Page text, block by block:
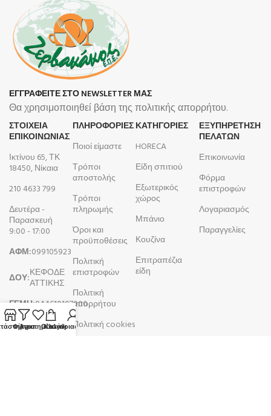
ΕΓΓΡΑΦΕΙΤΕ ΣΤΟ NEWSLETTER ΜΑΣ
Θα χρησιμοποιηθεί βάση της πολιτικής απορρήτου.
ΣΤΟΙΧΕΙΑ
ΕΠΙΚΟΙΝΩΝΙΑΣ
Ικτίνου 65, ΤΚ
18450, Νίκαια
210 4633 799
Δευτέρα -
Παρασκευή
9:00 - 17:00
ΑΦΜ:099105923
ΔΟΥ:ΚΕΦΟΔΕ
ΑΤΤΙΚΗΣ
ΓΕΜΗ:044610107000
ΠΛΗΡΟΦΟΡΊΕΣ
Ποιοί είμαστε
Τρόποι
αποστολής
Τρόποι
πληρωμής
Όροι και
προϋποθέσεις
Πολιτική
επιστροφών
Πολιτική
απορρήτου
Πολιτική cookies
ΚΑΤΗΓΟΡΙΕΣ
HORECA
Είδη σπιτιού
Εξωτερικός
χώρος
Μπάνιο
Κουζίνα
Επιτραπέζια
είδη
ΕΞΥΠΗΡΕΤΗΣΗ
ΠΕΛΑΤΩΝ
Επικοινωνία
Φόρμα
επιστροφών
Λογαριασμός
Παραγγελίες
Φίλτρα
ΑγαπημέναΚαλάθι
Ο λογαριασμός μου